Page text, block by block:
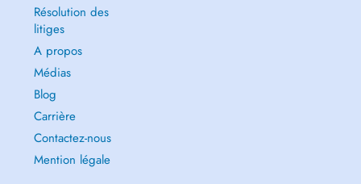
Résolution des
litiges
A propos
Médias
Blog
Carrière
Contactez-nous
Mention légale